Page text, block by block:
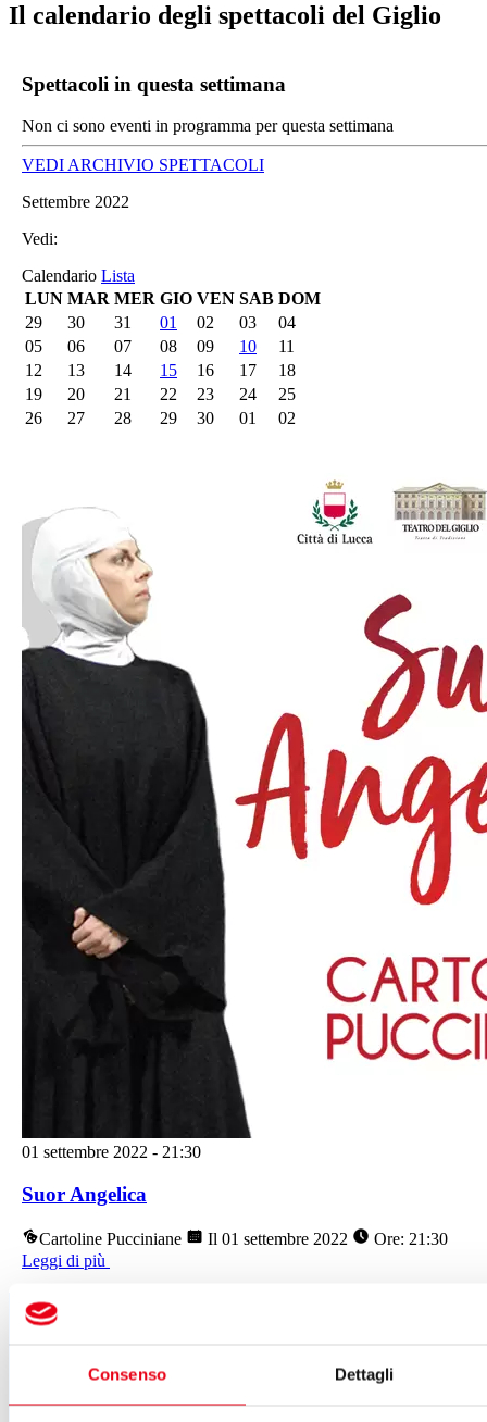
Consenso Dettagli
Il calendario degli spettacoli del Giglio
Spettacoli in questa settimana
Non ci sono eventi in programma per questa settimana
VEDI ARCHIVIO SPETTACOLI
Settembre 2022
Vedi:
Calendario Lista
LUN MAR MER GIO VEN SAB DOM
29
30 31 01 02 03
04
05
06 07 08 09 10
11
12
13 14 15 16 17
18
19
20 21 22 23 24
25
26
27 28 29 30 01 02
01 settembre 2022 - 21:30
Suor Angelica
Cartoline Pucciniane Il 01 settembre 2022
Ore: 21:30
Leggi di più
Segui tutte le novità